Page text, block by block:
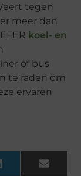
tegen
meer dan
koel- en
of bus
te raden om
ervaren
LinkedInEmail